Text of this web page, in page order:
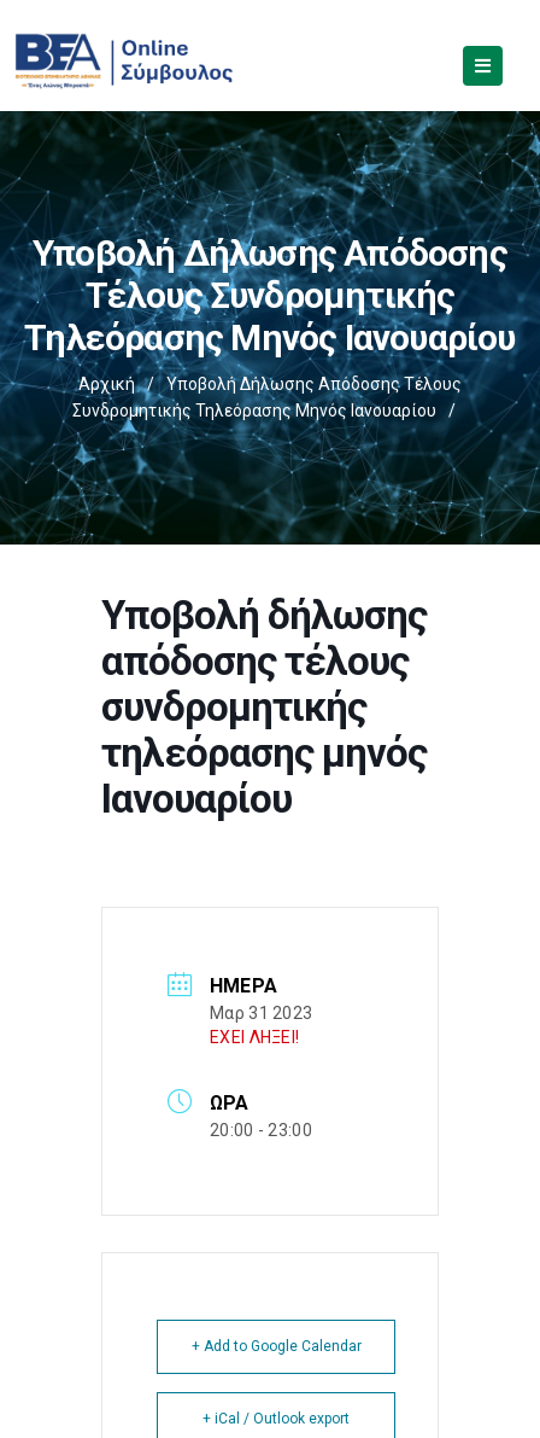
Υποβολή Δήλωσης Απόδοσης
Τέλους Συνδρομητικής
Τηλεόρασης Μηνός Ιανουαρίου
Αρχική /
Υποβολή Δήλωσης Απόδοσης Τέλους
Συνδρομητικής Τηλεόρασης Μηνός Ιανουαρίου
/
Υποβολή δήλωσης
απόδοσης τέλους
συνδρομητικής
τηλεόρασης μηνός
Ιανουαρίου
ΗΜΈΡΑ
Μαρ 31 2023
ΕΧΕΙ ΛΗΞΕΙ!
ΏΡΑ
20:00 - 23:00
+ Add to Google Calendar
+ iCal / Outlook export